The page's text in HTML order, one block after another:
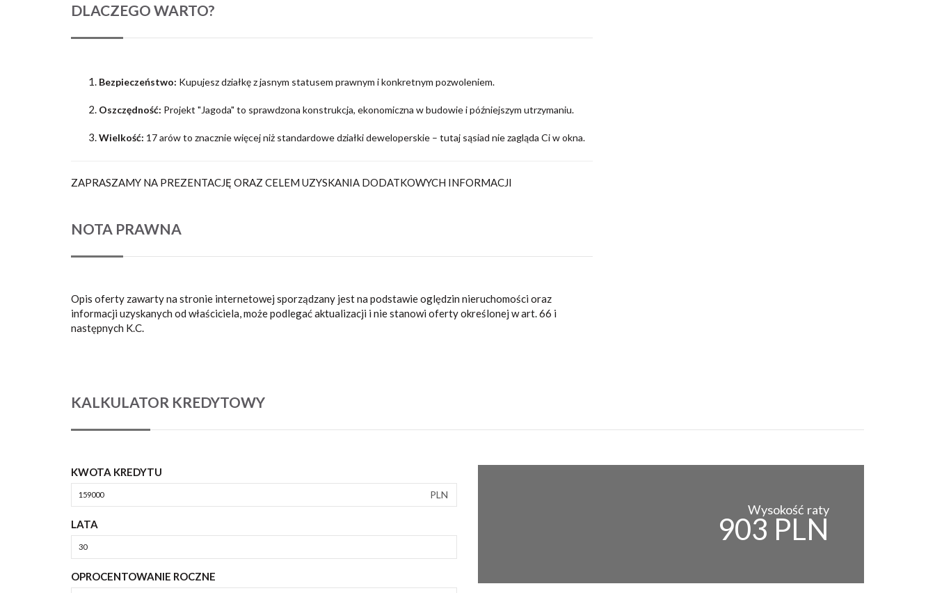
DLACZEGO WARTO?
Bezpieczeństwo: Kupujesz działkę z jasnym statusem prawnym i konkretnym pozwoleniem.
Oszczędność: Projekt "Jagoda" to sprawdzona konstrukcja, ekonomiczna w budowie i późniejszym utrzymaniu.
Wielkość: 17 arów to znacznie więcej niż standardowe działki deweloperskie – tutaj sąsiad nie zagląda Ci w okna.
ZAPRASZAMY NA PREZENTACJĘ ORAZ CELEM UZYSKANIA DODATKOWYCH INFORMACJI
NOTA PRAWNA
Opis oferty zawarty na stronie internetowej sporządzany jest na podstawie oględzin nieruchomości oraz
informacji uzyskanych od właściciela, może podlegać aktualizacji i nie stanowi oferty określonej w art. 66 i
następnych K.C.
KALKULATOR KREDYTOWY
KWOTA KREDYTU
PLN
LATA
OPROCENTOWANIE ROCZNE
Wysokość raty
903 PLN